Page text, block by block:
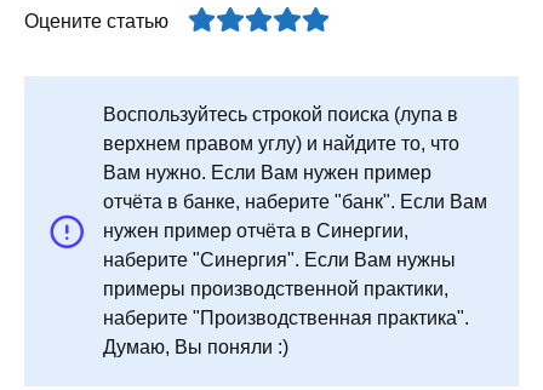
Оцените статью
Воспользуйтесь строкой поиска (лупа в
верхнем правом углу) и найдите то, что
Вам нужно. Если Вам нужен пример
отчёта в банке, наберите "банк". Если Вам
нужен пример отчёта в Синергии,
наберите "Синергия". Если Вам нужны
примеры производственной практики,
наберите "Производственная практика".
Думаю, Вы поняли :)